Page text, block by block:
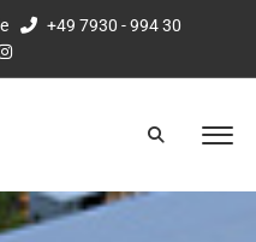
+49 7930 - 994 30